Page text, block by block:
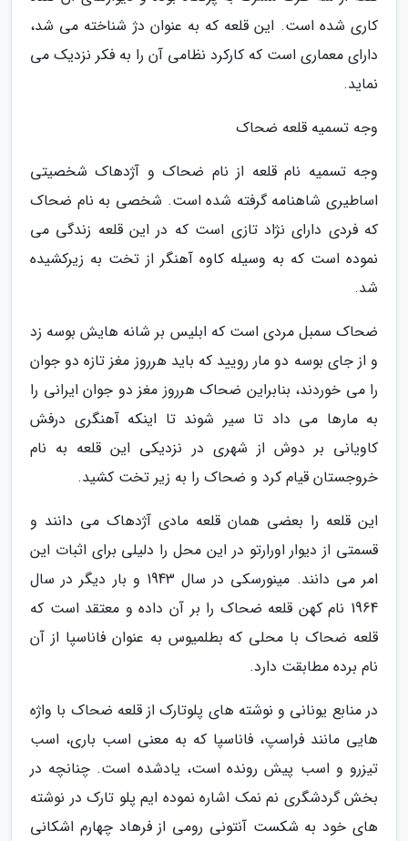
کاری شده است. این قلعه که به عنوان دژ شناخته می شد،
دارای معماری است که کارکرد نظامی آن را به فکر نزدیک می
نماید.
وجه تسمیه قلعه ضحاک
وجه تسمیه نام قلعه از نام ضحاک و آژدهاک شخصیتی
اساطیری شاهنامه گرفته شده است. شخصی به نام ضحاک
که فردی دارای نژاد تازی است که در این قلعه زندگی می
نموده است که به وسیله کاوه آهنگر از تخت به زیرکشیده
شد.
ضحاک سمبل مردی است که ابلیس بر شانه هایش بوسه زد
و از جای بوسه دو مار رویید که باید هرروز مغز تازه دو جوان
را می خوردند، بنابراین ضحاک هرروز مغز دو جوان ایرانی را
به مارها می داد تا سیر شوند تا اینکه آهنگری درفش
کاویانی بر دوش از شهری در نزدیکی این قلعه به نام
خروجستان قیام کرد و ضحاک را به زیر تخت کشید.
این قلعه را بعضی همان قلعه مادی آژدهاک می دانند و
قسمتی از دیوار اورارتو در این محل را دلیلی برای اثبات این
امر می دانند. مینورسکی در سال 1943 و بار دیگر در سال
1964 نام کهن قلعه ضحاک را بر آن داده و معتقد است که
قلعه ضحاک با محلی که بطلمیوس به عنوان فاناسپا از آن
نام برده مطابقت دارد.
در منابع یونانی و نوشته های پلوتارک از قلعه ضحاک با واژه
هایی مانند فراسپ، فاناسپا که به معنی اسب باری، اسب
تیزرو و اسب پیش رونده است، یادشده است. چنانچه در
بخش گردشگری نم نمک اشاره نموده ایم پلو تارک در نوشته
های خود به شکست آنتونی رومی از فرهاد چهارم اشکانی